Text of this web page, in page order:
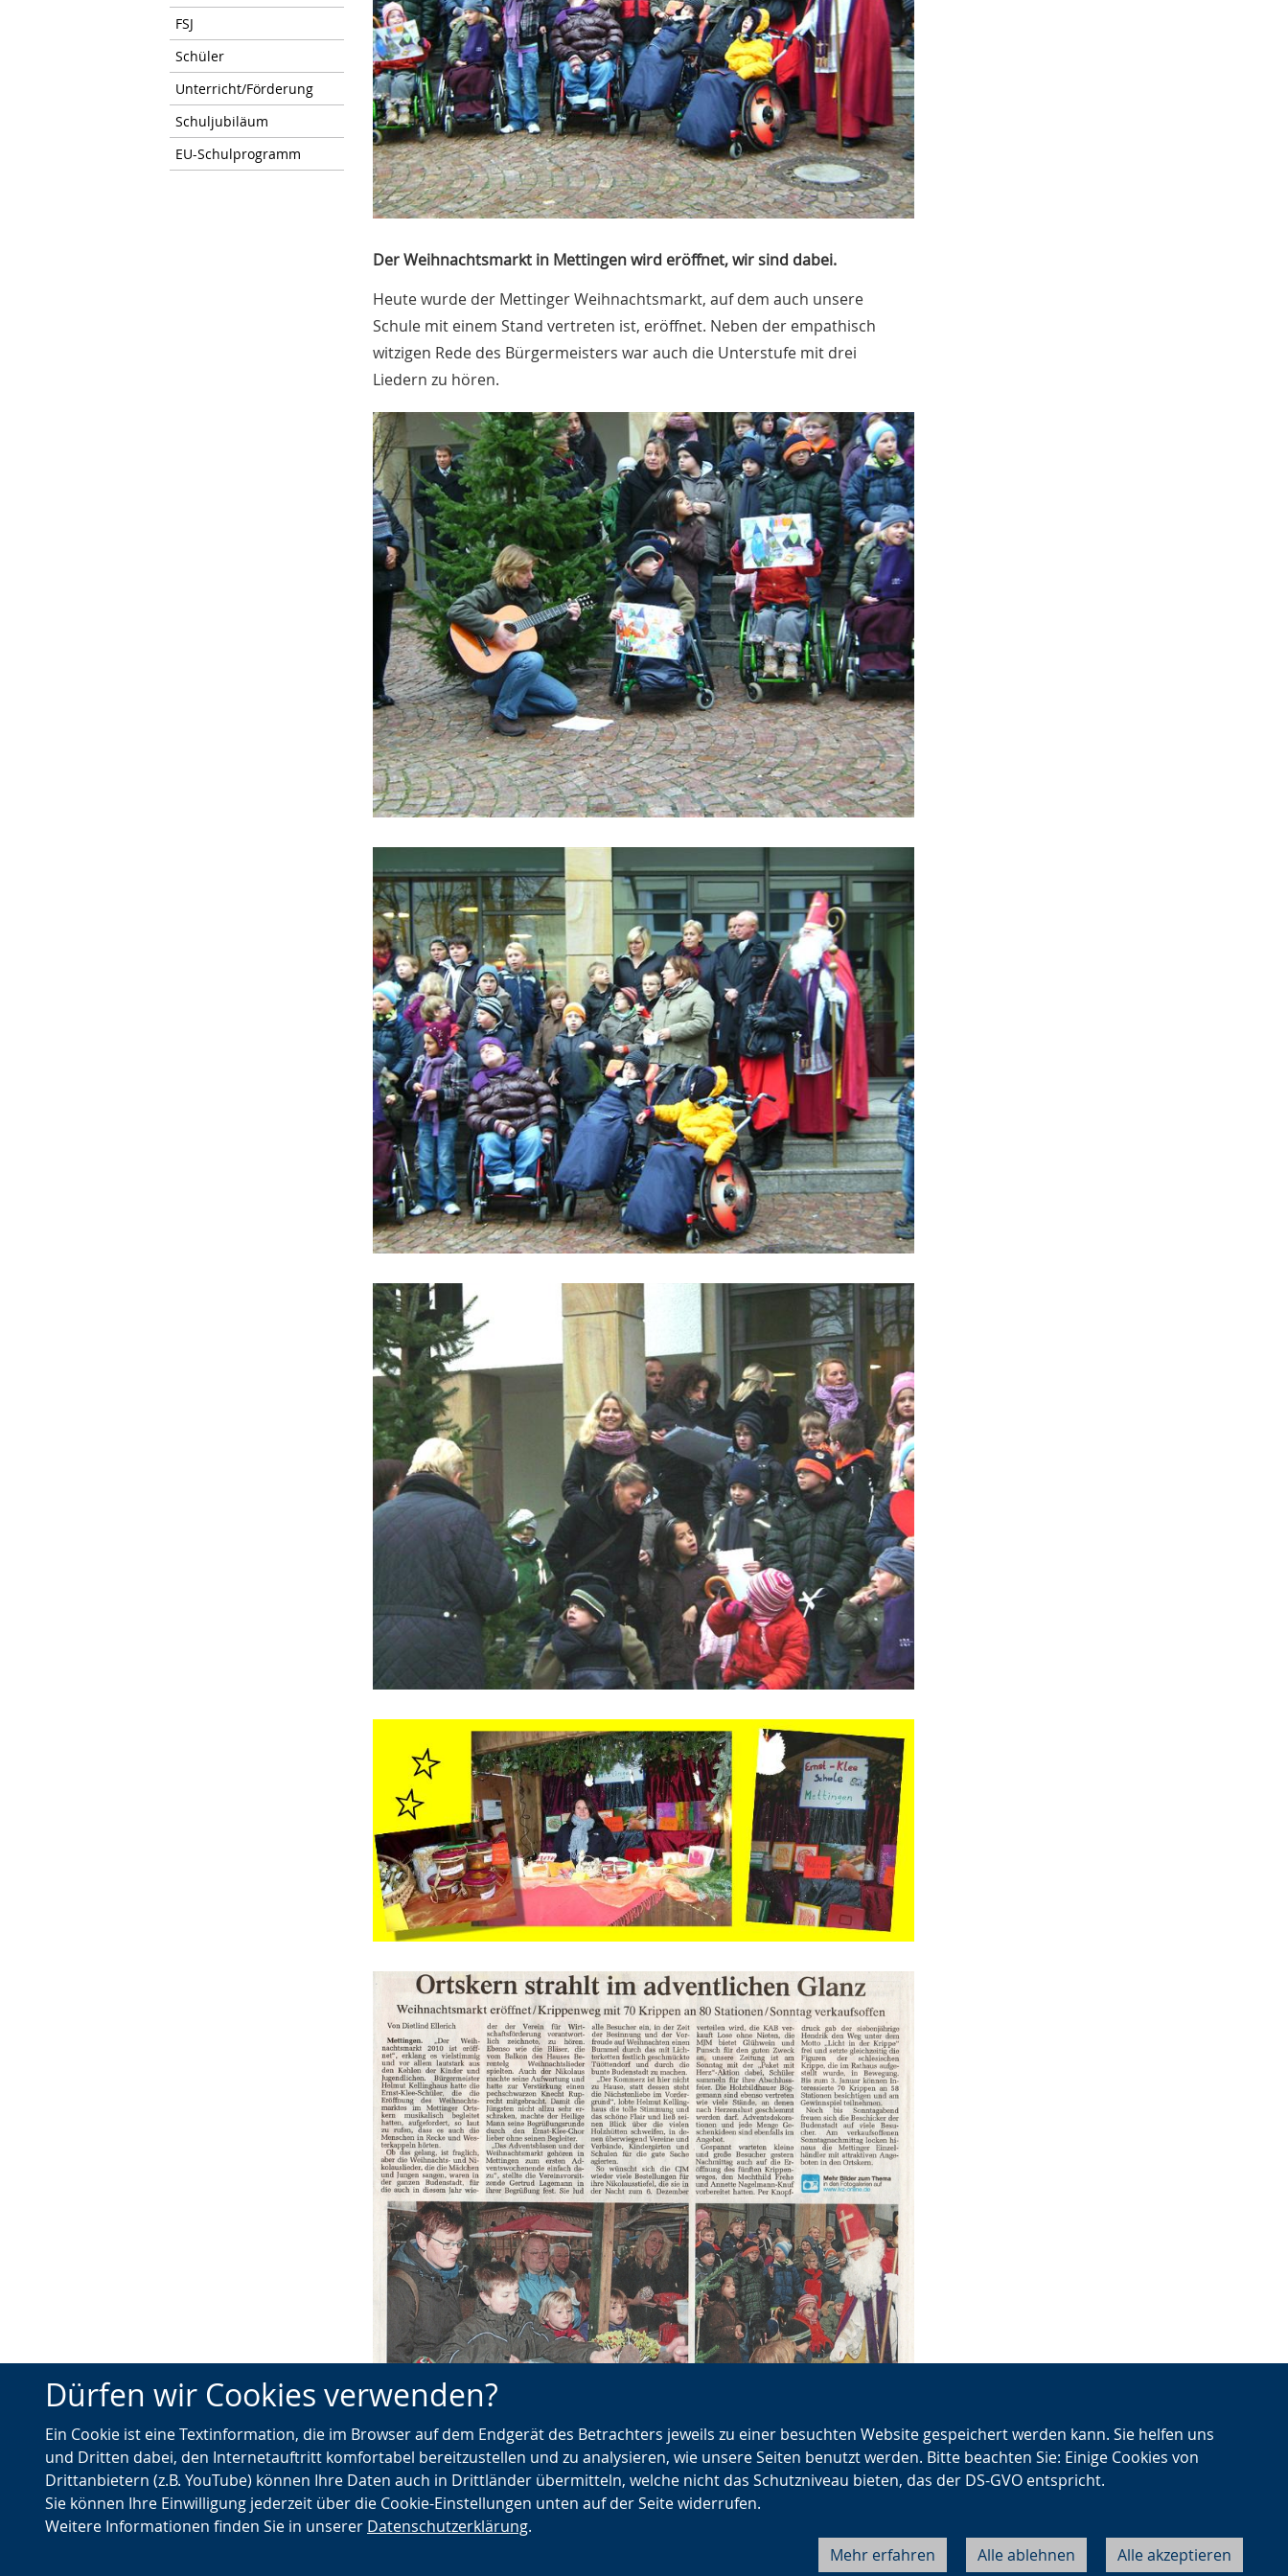
Dürfen wir Cookies verwenden?
Ein Cookie ist eine Textinformation, die im Browser auf dem Endgerät des Betrachters jeweils zu einer besuchten Website gespeichert werden kann. Sie helfen uns
und Dritten dabei, den Internetauftritt komfortabel bereitzustellen und zu analysieren, wie unsere Seiten benutzt werden. Bitte beachten Sie: Einige Cookies von
Drittanbietern (z.B. YouTube) können Ihre Daten auch in Drittländer übermitteln, welche nicht das Schutzniveau bieten, das der DS-GVO entspricht.
Sie können Ihre Einwilligung jederzeit über die Cookie-Einstellungen unten auf der Seite widerrufen.
Weitere Informationen finden Sie in unserer Datenschutzerklärung.
Alle akzeptieren
Alle ablehnen
Mehr erfahren
FSJ
Schüler
Unterricht/Förderung
Schuljubiläum
EU-Schulprogramm
Der Weihnachtsmarkt in Mettingen wird eröffnet, wir sind dabei.
Heute wurde der Mettinger Weihnachtsmarkt, auf dem auch unsere
Schule mit einem Stand vertreten ist, eröffnet. Neben der empathisch
witzigen Rede des Bürgermeisters war auch die Unterstufe mit drei
Liedern zu hören.
IVZ, 26.11.2010, Dietlind Ellerich
Barrierefreiheit Cookie-Einstellungen Datenschutz Impressum Kontakt About LWL